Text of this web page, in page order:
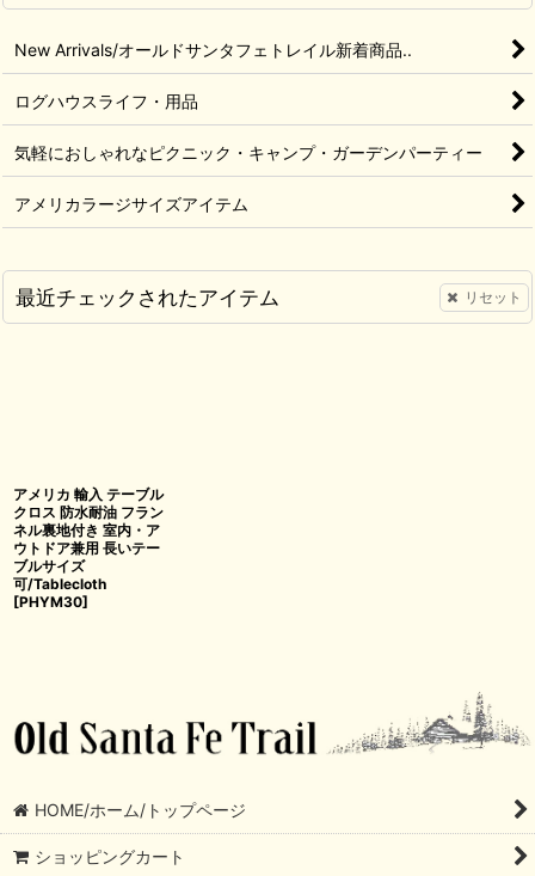
New Arrivals/オールドサンタフェトレイル新着商品..
ログハウスライフ・用品
気軽におしゃれなピクニック・キャンプ・ガーデンパーティー
アメリカラージサイズアイテム
最近チェックされたアイテム リセット
アメリカ 輸入 テーブル
クロス 防水耐油 フラン
ネル裏地付き 室内・ア
ウトドア兼用 長いテー
ブルサイズ
可/Tablecloth
[PHYM30]
HOME/ホーム/トップページ
ショッピングカート